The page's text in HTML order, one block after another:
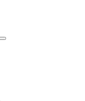
Toggle